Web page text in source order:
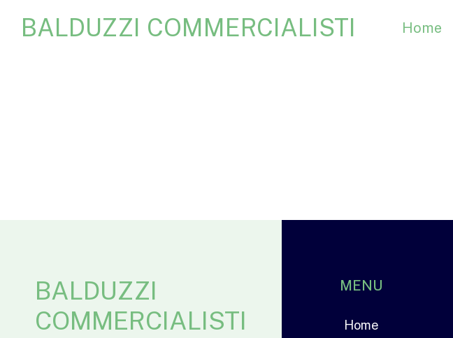
BALDUZZI COMMERCIALISTI Home
BALDUZZI
COMMERCIALISTI
MENU
Home